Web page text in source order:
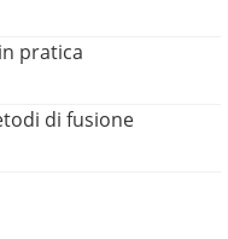
pratica
di fusione